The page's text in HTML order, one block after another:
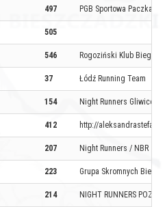
497 PGB Sportowa Paczka
505
546 Rogoziński Klub
37 Łódź Running Team
154 Night Runners Gliwice
412 http://
207 Night Runners / NBR
223 Grupa Skromnych
214 NIGHT RUNNERS